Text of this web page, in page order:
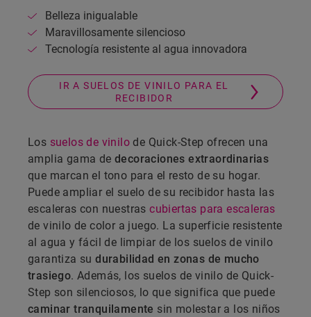
Belleza inigualable
Maravillosamente silencioso
Tecnología resistente al agua innovadora
IR A SUELOS DE VINILO PARA EL
RECIBIDOR
Los suelos de vinilo de Quick-Step ofrecen una
amplia gama dedecoraciones extraordinarias
que marcan el tono para el resto de su hogar.
Puede ampliar el suelo de su recibidor hasta las
escaleras con nuestrascubiertas para escaleras
de vinilo de color a juego. La superficie resistente
al agua y fácil de limpiar de los suelos de vinilo
garantiza sudurabilidad en zonas de mucho
trasiego. Además, los suelos de vinilo de Quick-
Step son silenciosos, lo que significa que puede
caminar tranquilamente sin molestar a los niños